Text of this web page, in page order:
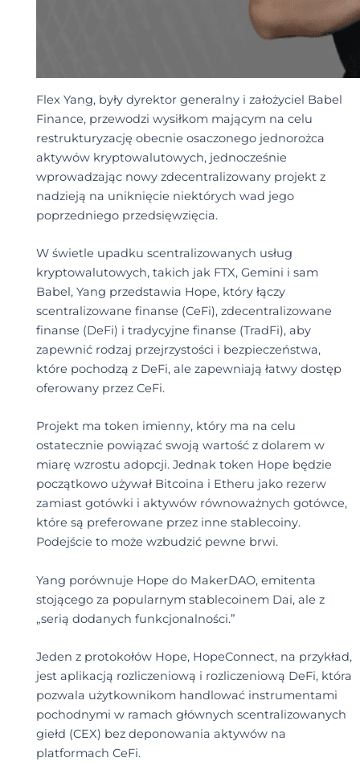
Flex Yang, były dyrektor generalny i założyciel Babel
Finance, przewodzi wysiłkom mającym na celu
restrukturyzację obecnie osaczonego jednorożca
aktywów kryptowalutowych, jednocześnie
wprowadzając nowy zdecentralizowany projekt z
nadzieją na uniknięcie niektórych wad jego
poprzedniego przedsięwzięcia.
W świetle upadku scentralizowanych usług
kryptowalutowych, takich jak FTX, Gemini i sam
Babel, Yang przedstawia Hope, który łączy
scentralizowane finanse (CeFi), zdecentralizowane
finanse (DeFi) i tradycyjne finanse (TradFi), aby
zapewnić rodzaj przejrzystości i bezpieczeństwa,
które pochodzą z DeFi, ale zapewniają łatwy dostęp
oferowany przez CeFi.
Projekt ma token imienny, który ma na celu
ostatecznie powiązać swoją wartość z dolarem w
miarę wzrostu adopcji. Jednak token Hope będzie
początkowo używał Bitcoina i Etheru jako rezerw
zamiast gotówki i aktywów równoważnych gotówce,
które są preferowane przez inne stablecoiny.
Podejście to może wzbudzić pewne brwi.
Yang porównuje Hope do MakerDAO, emitenta
stojącego za popularnym stablecoinem Dai, ale z
„serią dodanych funkcjonalności.”
Jeden z protokołów Hope, HopeConnect, na przykład,
jest aplikacją rozliczeniową i rozliczeniową DeFi, która
pozwala użytkownikom handlować instrumentami
pochodnymi w ramach głównych scentralizowanych
giełd (CEX) bez deponowania aktywów na
platformach CeFi.